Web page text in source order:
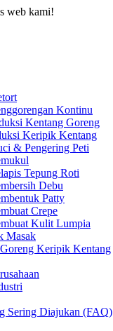
web kami!
Kontinu
Kentang Goreng
Keripik Kentang
& Pengering Peti
Tepung Roti
Debu
Patty
Crepe
Kulit Lumpia
Masak
Keripik Kentang
Sering Diajukan (FAQ)